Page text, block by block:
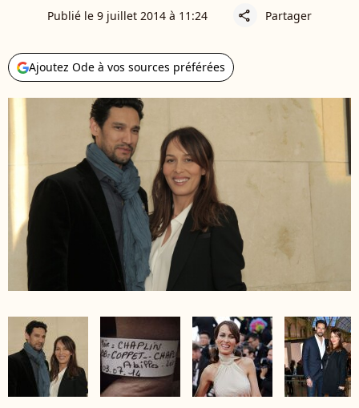
Publié le 9 juillet 2014 à 11:24 share Partager
Ajoutez Ode à vos sources préférées